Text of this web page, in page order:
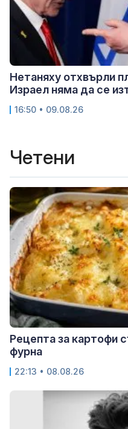
Нетаняху отхвърли
Израел няма да се
16:50 • 09.08.26
Четени
Рецепта за картофи
фурна
22:13 • 08.08.26